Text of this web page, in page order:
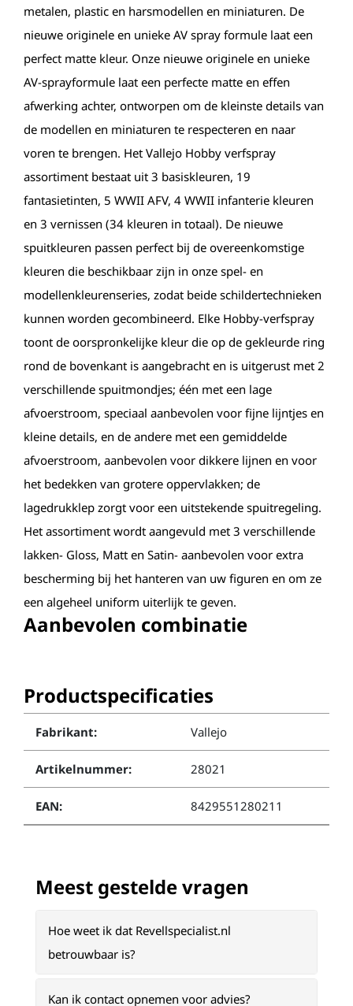
metalen, plastic en harsmodellen en miniaturen. De
nieuwe originele en unieke AV spray formule laat een
perfect matte kleur. Onze nieuwe originele en unieke
AV-sprayformule laat een perfecte matte en effen
afwerking achter, ontworpen om de kleinste details van
de modellen en miniaturen te respecteren en naar
voren te brengen. Het Vallejo Hobby verfspray
assortiment bestaat uit 3 basiskleuren, 19
fantasietinten, 5 WWII AFV, 4 WWII infanterie kleuren
en 3 vernissen (34 kleuren in totaal). De nieuwe
spuitkleuren passen perfect bij de overeenkomstige
kleuren die beschikbaar zijn in onze spel- en
modellenkleurenseries, zodat beide schildertechnieken
kunnen worden gecombineerd. Elke Hobby-verfspray
toont de oorspronkelijke kleur die op de gekleurde ring
rond de bovenkant is aangebracht en is uitgerust met 2
verschillende spuitmondjes; één met een lage
afvoerstroom, speciaal aanbevolen voor fijne lijntjes en
kleine details, en de andere met een gemiddelde
afvoerstroom, aanbevolen voor dikkere lijnen en voor
het bedekken van grotere oppervlakken; de
lagedrukklep zorgt voor een uitstekende spuitregeling.
Het assortiment wordt aangevuld met 3 verschillende
lakken- Gloss, Matt en Satin- aanbevolen voor extra
bescherming bij het hanteren van uw figuren en om ze
een algeheel uniform uiterlijk te geven.
Aanbevolen combinatie
Productspecificaties
Fabrikant: Vallejo
Artikelnummer: 28021
EAN: 8429551280211
Meest gestelde vragen
Hoe weet ik dat Revellspecialist.nl
betrouwbaar is?
Kan ik contact opnemen voor advies?